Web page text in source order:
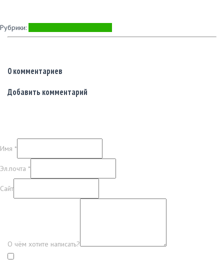
Рубрики:
0 комментариев
Добавить комментарий
Имя *
Эл.почта *
Сайт
О чём хотите написать?